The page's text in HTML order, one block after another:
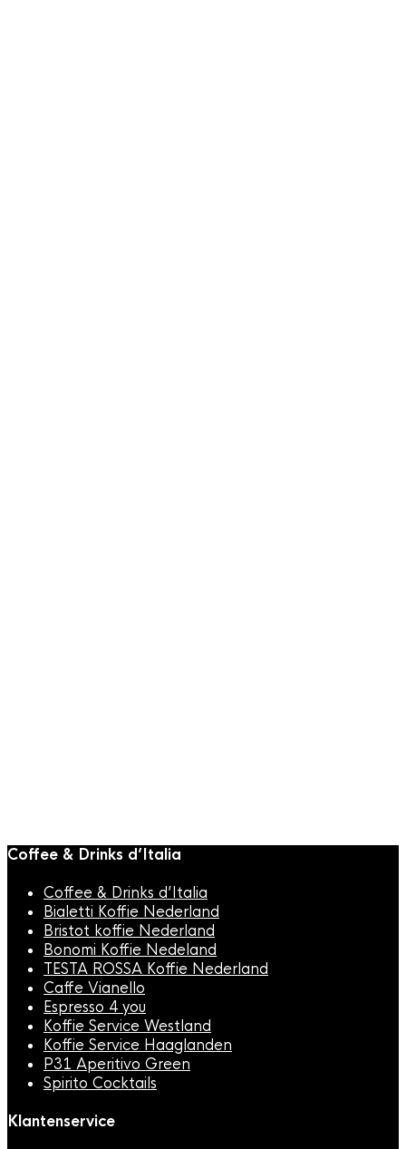
Coffee & Drinks d’Italia
Coffee & Drinks d’Italia
Bialetti Koffie Nederland
Bristot koffie Nederland
Bonomi Koffie Nedeland
TESTA ROSSA Koffie Nederland
Caffe Vianello
Espresso 4 you
Koffie Service Westland
Koffie Service Haaglanden
P31 Aperitivo Green
Spirito Cocktails
Klantenservice